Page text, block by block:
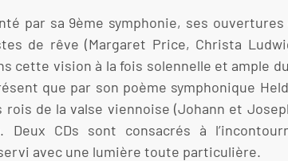
par sa 9ème symphonie, ses
de rêve (Margaret Price, Christa
cette vision à la fois solennelle et ample
que par son poème symphonique
de la valse viennoise (Johann et
CDs sont consacrés à
avec une lumière toute particulière.